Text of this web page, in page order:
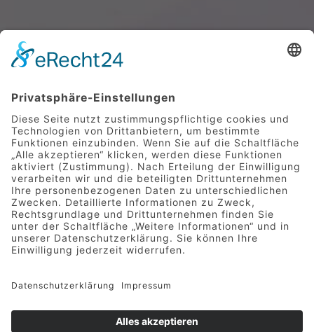
DATENSCHUTZ- IMPRESSUM